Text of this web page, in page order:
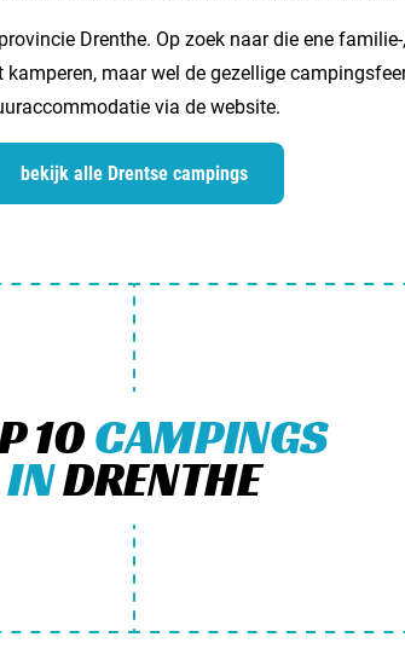
Drenthe. Op zoek naar die ene
maar wel de gezellige
via de website.
bekijk alle Drentse campings
10CAMPINGS
INDRENTHE